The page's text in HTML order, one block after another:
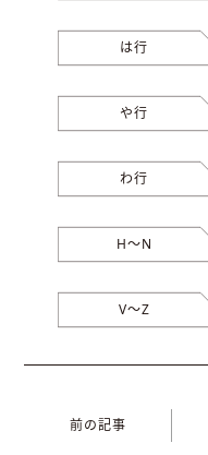
は行
や行
わ行
H〜N
V〜Z
前の記事